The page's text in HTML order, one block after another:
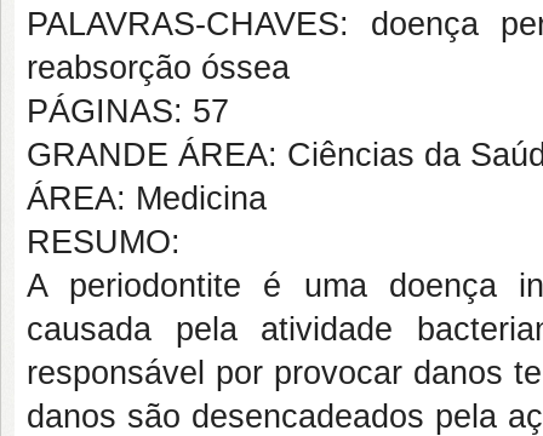
PALAVRAS-CHAVES: doença
reabsorção óssea
PÁGINAS: 57
GRANDE ÁREA: Ciências da
ÁREA: Medicina
RESUMO:
A periodontite é uma doença
causada pela atividade
responsável por provocar danos
danos são desencadeados pela